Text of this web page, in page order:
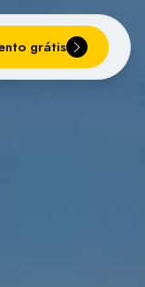
grátis